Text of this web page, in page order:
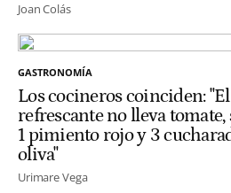
Joan Colás
GASTRONOMÍA
Los cocineros coinciden:
refrescante no lleva tomate,
1 pimiento rojo y 3
oliva"
Urimare Vega